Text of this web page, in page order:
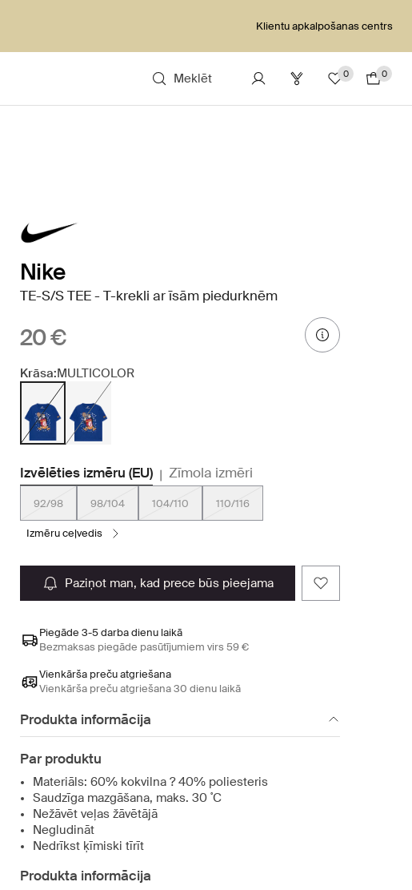
Klientu apkalpošanas centrs
Meklēt 0 0
Nike
TE-S/S TEE - T-krekli ar īsām piedurknēm
20 €
Krāsa:MULTICOLOR
Izvēlēties izmēru (EU) | Zīmola izmēri
92/98 98/104 104/110 110/116
izmēru ceļvedis
paziņot man, kad prece būs pieejama
Piegāde 3-5 darba dienu laikā
Bezmaksas piegāde pasūtījumiem virs 59 €
Vienkārša preču atgriešana
Vienkārša preču atgriešana 30 dienu laikā
Produkta informācija
Par produktu
Materiāls: 60% kokvilna ? 40% poliesteris
Saudzīga mazgāšana, maks. 30 ˚C
Nežāvēt veļas žāvētājā
Negludināt
Nedrīkst ķīmiski tīrīt
Produkta informācija